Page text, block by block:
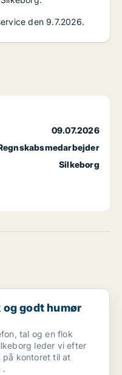
den 9.7.2026.
09.07.2026
Silkeborg
søges
og godt humør
tal og en flok
leder vi efter
på kontoret til at
.